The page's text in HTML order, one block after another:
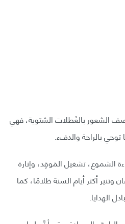
الشعور بالعُطلات الشتوية، فهي
توحي بالراحة والدفء.
الشموع، تشغيل المَوقِد، وإنارة
أكثر أيام السنة ظلامًا، كما
الهدايا.